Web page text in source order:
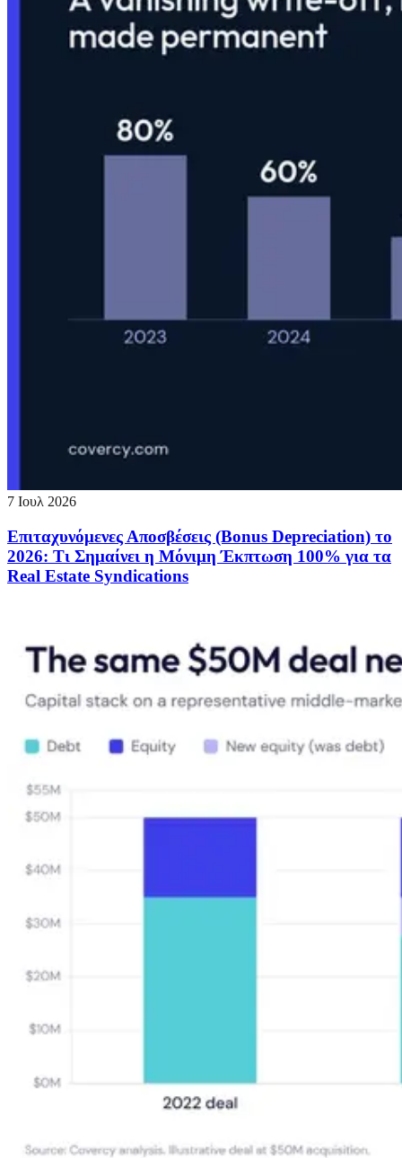
7 Ιουλ 2026
Επιταχυνόμενες Αποσβέσεις (Bonus Depreciation) το
2026: Τι Σημαίνει η Μόνιμη Έκπτωση 100% για τα
Real Estate Syndications